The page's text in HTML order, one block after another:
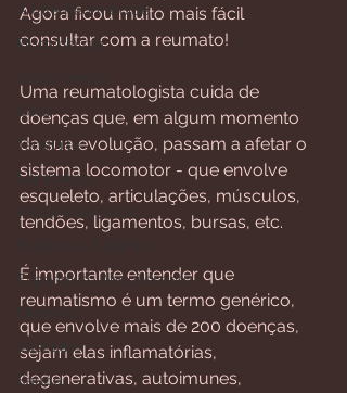
Artrite Reumatoide
Fibromialgia
Gota
Tendinite
Lombalgia
Artrite Psoriásica
Espondilite Anquilosante
Diversos
Vasculite
Saúde
Agora ficou muito mais fácil
consultar com a reumato!
Uma reumatologista cuida de
doenças que, em algum momento
da sua evolução, passam a afetar o
sistema locomotor - que envolve
esqueleto, articulações, músculos,
tendões, ligamentos, bursas, etc.
É importante entender que
reumatismo é um termo genérico,
que envolve mais de 200 doenças,
sejam elas inflamatórias,
degenerativas, autoimunes,